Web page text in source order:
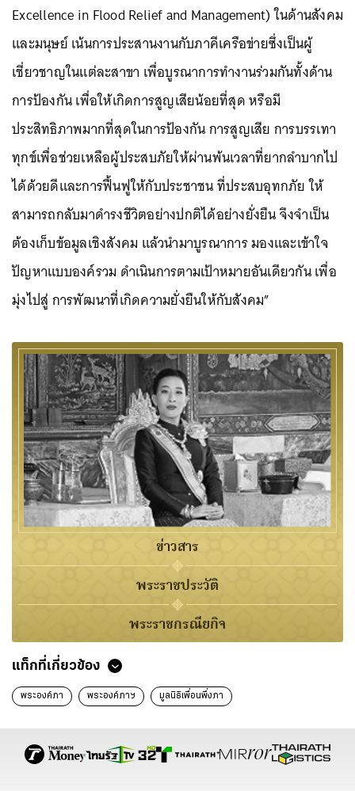
Excellence in Flood Relief and Management) ในด้านสังคม
และมนุษย์ เน้นการประสานงานกับภาคีเครือข่ายซึ่งเป็นผู้
เชี่ยวชาญในแต่ละสาขา เพื่อบูรณาการทำงานร่วมกันทั้งด้าน
การป้องกัน เพื่อให้เกิดการสูญเสียน้อยที่สุด หรือมี
ประสิทธิภาพมากที่สุดในการป้องกันการสูญเสีย การบรรเทา
ทุกข์เพื่อช่วยเหลือผู้ประสบภัยให้ผ่านพ้นเวลาที่ยากลำบากไป
ได้ด้วยดีและการฟื้นฟูให้กับประชาชน ที่ประสบอุทกภัย ให้
สามารถกลับมาดำรงชีวิตอย่างปกติได้อย่างยั่งยืน จึงจำเป็น
ต้องเก็บข้อมูลเชิงสังคม แล้วนำมาบูรณาการ มองและเข้าใจ
ปัญหาแบบองค์รวม ดำเนินการตามเป้าหมายอันเดียวกัน เพื่อ
มุ่งไปสู่ การพัฒนาที่เกิดความยั่งยืนให้กับสังคม”
ข่าวสาร
พระราชประวัติ
พระราชกรณียกิจ
แท็กที่เกี่ยวข้อง
พระองค์ภา พระองค์ภาฯ มูลนิธิเพื่อนพึ่งภา